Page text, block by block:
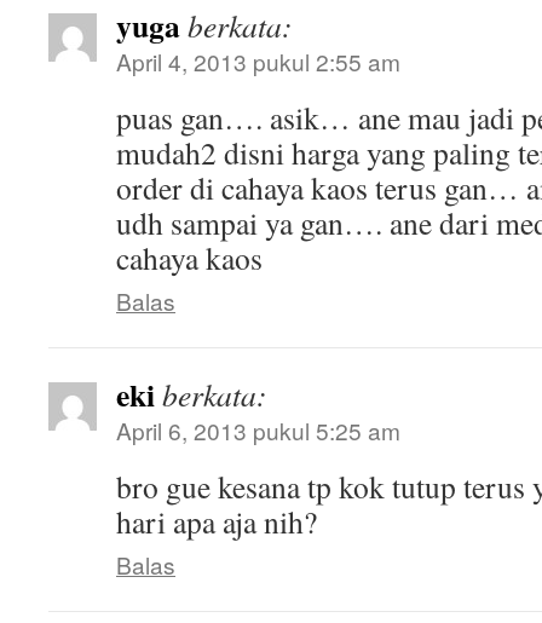
yugaberkata:
April 4, 2013 pukul 2:55 am
puas gan…. asik… ane mau jadi
mudah2 disni harga yang paling
order di cahaya kaos terus gan…
udh sampai ya gan…. ane dari
cahaya kaos
Balas
ekiberkata:
April 6, 2013 pukul 5:25 am
bro gue kesana tp kok tutup terus
hari apa aja nih?
Balas